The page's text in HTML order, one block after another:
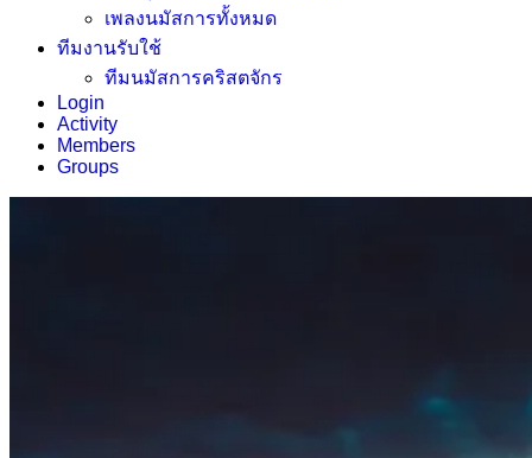
เพลงนมัสการทั้งหมด
ทีมงานรับใช้
ทีมนมัสการคริสตจักร
Login
Activity
Members
Groups